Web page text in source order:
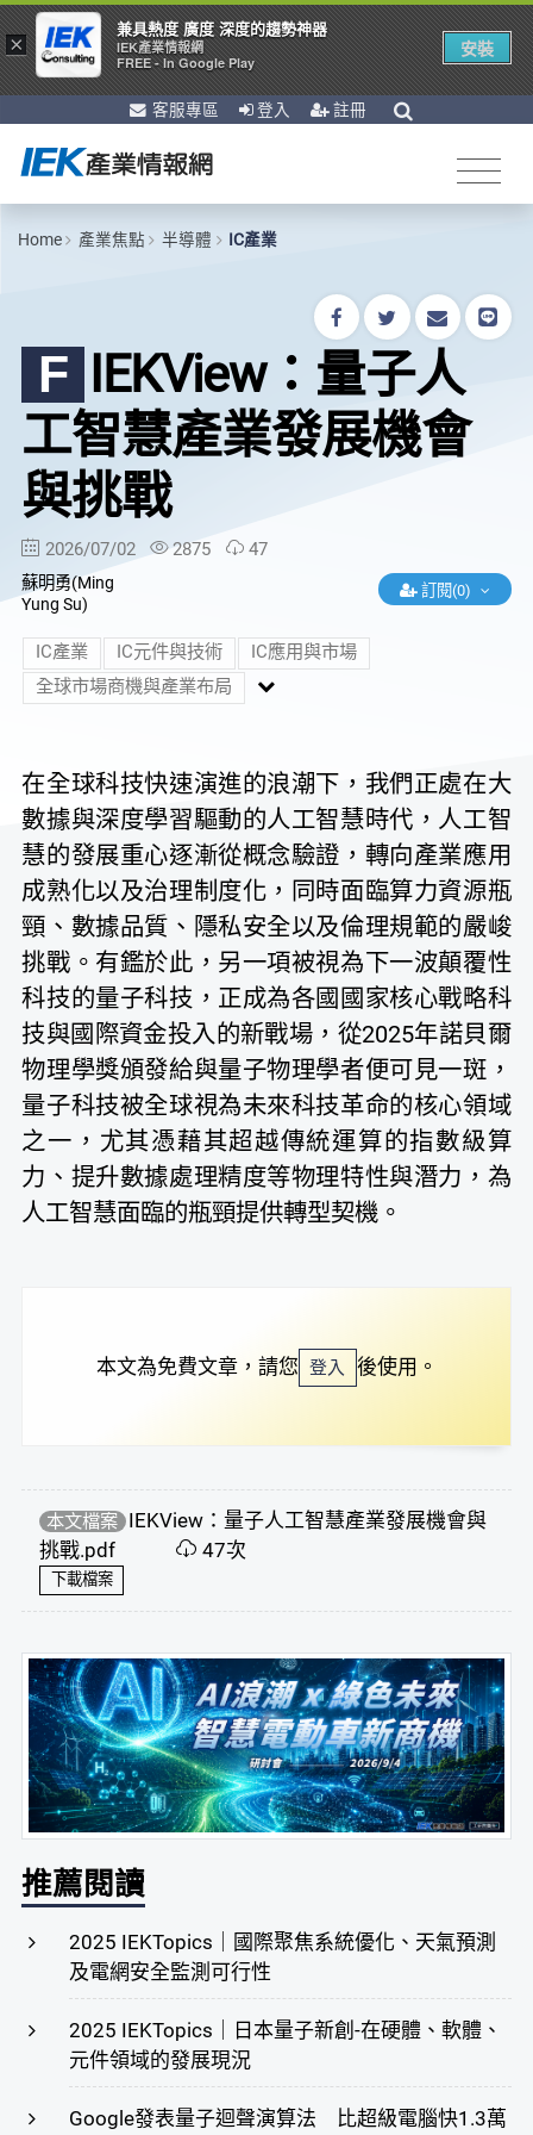
客服專區 登入 註冊
Home 產業焦點 半導體 IC產業
F
IEKView：量子人
工智慧產業發展機會
與挑戰
2026/07/02 2875 47
蘇明勇(Ming
Yung Su)
訂閱(0)
IC產業 IC元件與技術
IC應用與市場
全球市場商機與產業布局
在全球科技快速演進的浪潮下，我們正處在大
數據與深度學習驅動的人工智慧時代，人工智
慧的發展重心逐漸從概念驗證，轉向產業應用
成熟化以及治理制度化，同時面臨算力資源瓶
頸、數據品質、隱私安全以及倫理規範的嚴峻
挑戰。有鑑於此，另一項被視為下一波顛覆性
科技的量子科技，正成為各國國家核心戰略科
技與國際資金投入的新戰場，從2025年諾貝爾
物理學獎頒發給與量子物理學者便可見一斑，
量子科技被全球視為未來科技革命的核心領域
之一，尤其憑藉其超越傳統運算的指數級算
力、提升數據處理精度等物理特性與潛力，為
人工智慧面臨的瓶頸提供轉型契機。
本文為免費文章，請您 登入 後使用。
本文檔案 IEKView：量子人工智慧產業發展機會與
挑戰.pdf
47次
下載檔案
推薦閱讀
2025 IEKTopics｜國際聚焦系統優化、天氣預測
及電網安全監測可行性
2025 IEKTopics｜日本量子新創-在硬體、軟體、
元件領域的發展現況
Google發表量子迴聲演算法 比超級電腦快1.3萬
×
兼具熱度 廣度 深度的趨勢神器
IEK產業情報網
FREE - In Google Play
安裝